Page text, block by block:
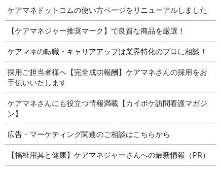
ケアマネドットコムの使い方ページをリニューアルしました
【ケアマネジャー推奨マーク】で良質な商品を厳選！
ケアマネの転職・キャリアアップは業界特化のプロに相談！
採用ご担当者様へ【完全成功報酬】ケアマネさんの採用をお
手伝いいたします
ケアマネさんにも役立つ情報満載【カイポケ訪問看護マガジ
ン】
広告・マーケティング関連のご相談はこちらから
【福祉用具と健康】ケアマネジャーさんへの最新情報（PR）